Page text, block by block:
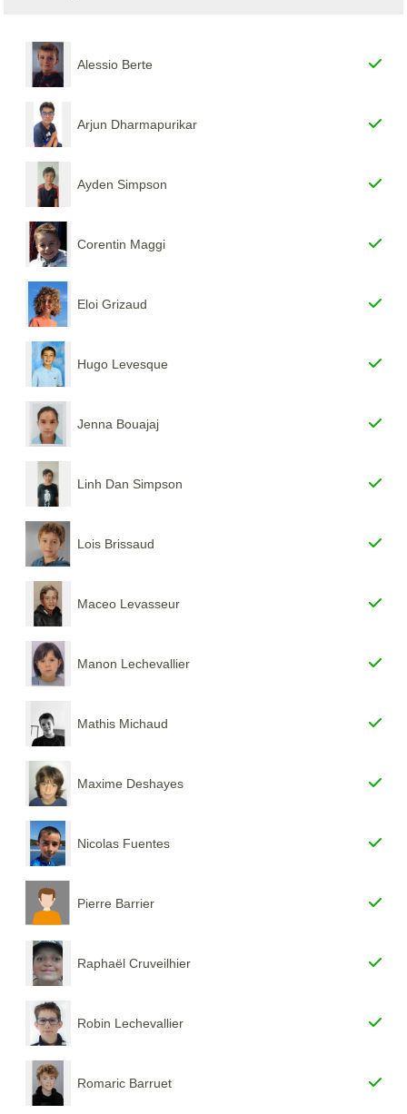
Alessio Berte
Arjun Dharmapurikar
Ayden Simpson
Corentin Maggi
Eloi Grizaud
Hugo Levesque
Jenna Bouajaj
Linh Dan Simpson
Lois Brissaud
Maceo Levasseur
Manon Lechevallier
Mathis Michaud
Maxime Deshayes
Nicolas Fuentes
Pierre Barrier
Raphaël Cruveilhier
Robin Lechevallier
Romaric Barruet